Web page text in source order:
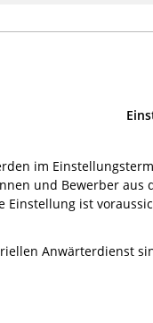
im
und Bewerber aus
ist
Anwärterdienst